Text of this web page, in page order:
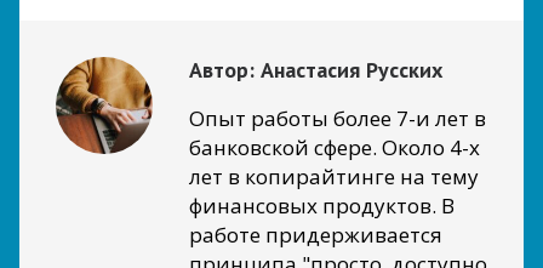
Автор: Анастасия Русских
Опыт работы более 7-и лет в
банковской сфере. Около 4-х
лет в копирайтинге на тему
финансовых продуктов. В
работе придерживается